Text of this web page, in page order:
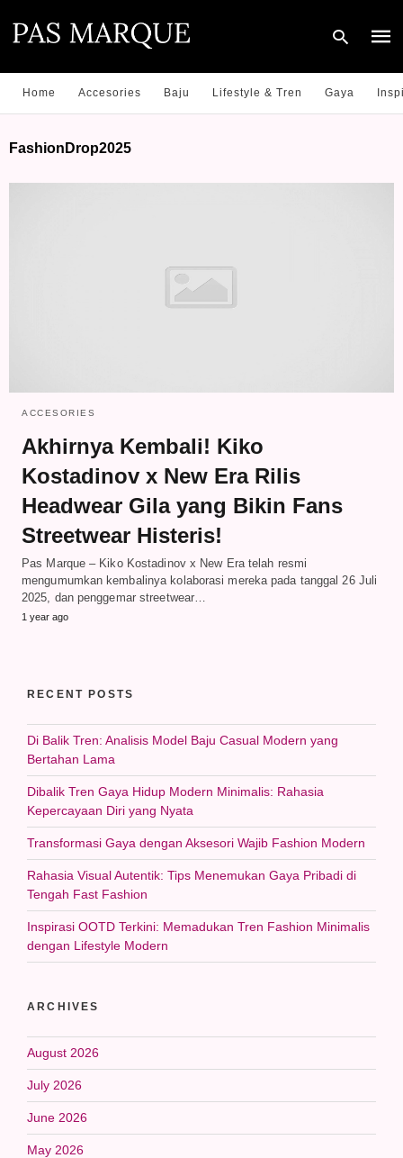
Home Accesories Baju Lifestyle & Tren Gaya
FashionDrop2025
ACCESORIES
Akhirnya Kembali! Kiko
Kostadinov x New Era Rilis
Headwear Gila yang Bikin Fans
Streetwear Histeris!
Pas Marque – Kiko Kostadinov x New Era telah resmi
mengumumkan kembalinya kolaborasi mereka pada tanggal 26 Juli
2025, dan penggemar streetwear…
1 year ago
RECENT POSTS
Di Balik Tren: Analisis Model Baju Casual Modern yang
Bertahan Lama
Dibalik Tren Gaya Hidup Modern Minimalis: Rahasia
Kepercayaan Diri yang Nyata
Transformasi Gaya dengan Aksesori Wajib Fashion Modern
Rahasia Visual Autentik: Tips Menemukan Gaya Pribadi di
Tengah Fast Fashion
Inspirasi OOTD Terkini: Memadukan Tren Fashion Minimalis
dengan Lifestyle Modern
ARCHIVES
August 2026
July 2026
June 2026
May 2026